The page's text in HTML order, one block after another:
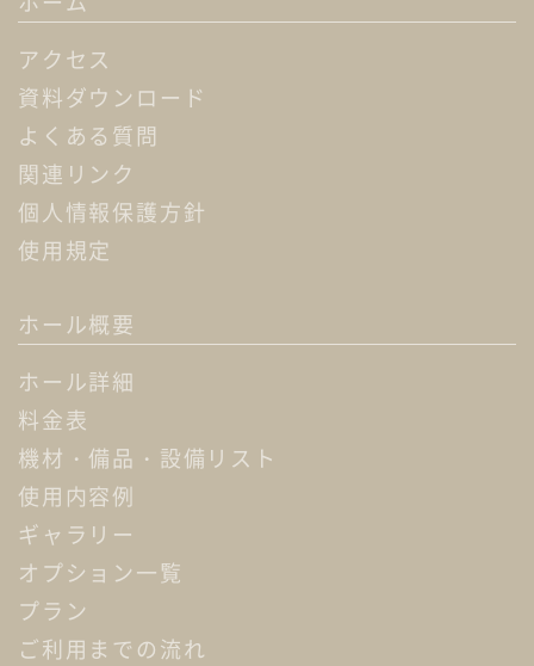
アクセス
資料ダウンロード
よくある質問
関連リンク
個人情報保護方針
使用規定
ホール概要
ホール詳細
料金表
機材・備品・設備リスト
使用内容例
ギャラリー
オプション一覧
プラン
ご利用までの流れ